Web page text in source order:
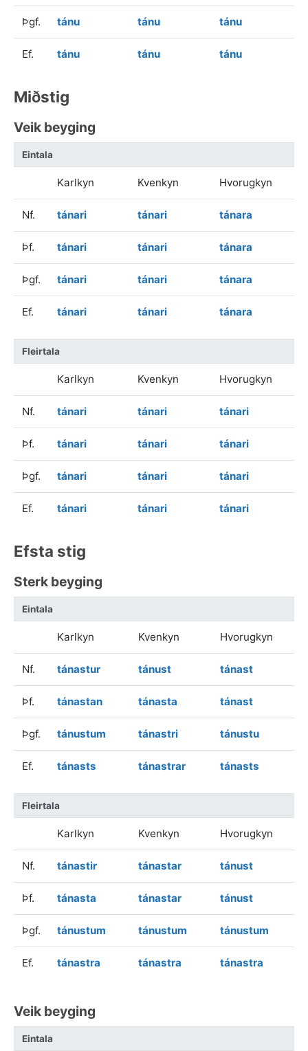
Þgf. tánu tánu tánu
Ef. tánu tánu tánu
Miðstig
Veik beyging
Eintala
Karlkyn Kvenkyn Hvorugkyn
Nf. tánari tánari tánara
Þf. tánari tánari tánara
Þgf. tánari tánari tánara
Ef. tánari tánari tánara
Fleirtala
Karlkyn Kvenkyn Hvorugkyn
Nf. tánari tánari tánari
Þf. tánari tánari tánari
Þgf. tánari tánari tánari
Ef. tánari tánari tánari
Efsta stig
Sterk beyging
Eintala
Karlkyn Kvenkyn Hvorugkyn
Nf. tánastur tánust tánast
Þf. tánastan tánasta tánast
Þgf. tánustum tánastri tánustu
Ef. tánasts tánastrar tánasts
Fleirtala
Karlkyn Kvenkyn Hvorugkyn
Nf. tánastir tánastar tánust
Þf. tánasta tánastar tánust
Þgf. tánustum tánustum tánustum
Ef. tánastra tánastra tánastra
Veik beyging
Eintala